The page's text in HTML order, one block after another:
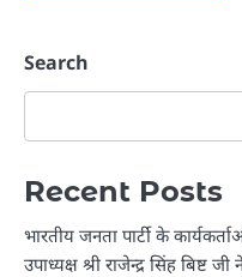
Search
Recent Posts
भारतीय जनता पार्टी के
उपाध्यक्ष श्री राजेन्द्र सिंह बिष्ट